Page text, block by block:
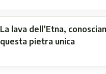
La lava dell’Etna,
questa pietra unica